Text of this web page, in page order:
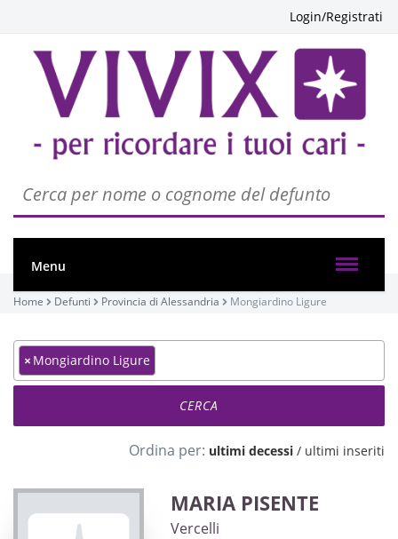
Login/Registrati
Menu
Home Defunti Provincia di Alessandria Mongiardino Ligure
× Mongiardino Ligure
Ordina per: ultimi decessi / ultimi inseriti
MARIA PISENTE
Vercelli